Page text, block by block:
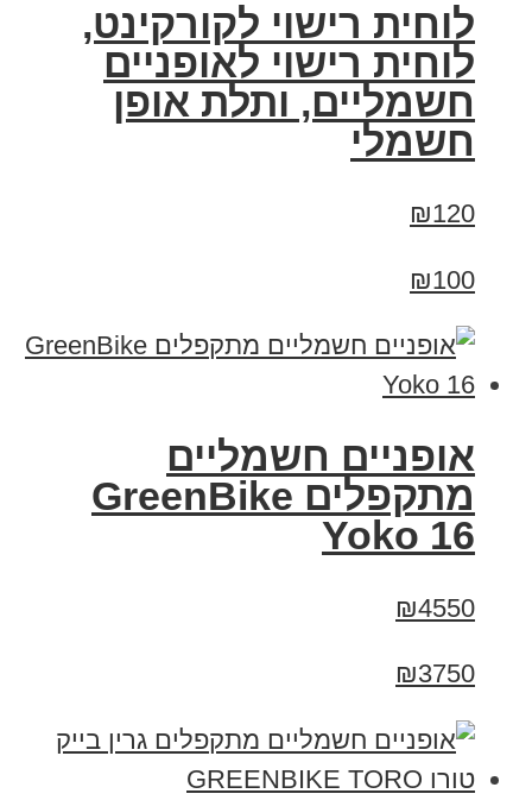
לוחית רישוי לקורקינט,
לוחית רישוי לאופניים
חשמליים, ותלת אופן
חשמלי
₪120
₪100
‏אופניים חשמליים
‏מתקפלים GreenBike
Yoko 16
₪4550
₪3750